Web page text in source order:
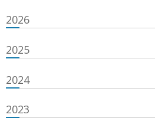
2026
2025
2024
2023